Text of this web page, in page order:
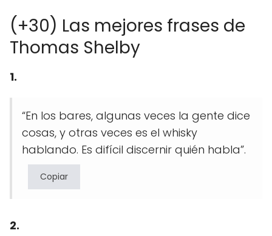
(+30) Las mejores frases de
Thomas Shelby
1.
“En los bares, algunas veces la gente dice
cosas, y otras veces es el whisky
hablando. Es difícil discernir quién habla”.
Copiar
2.